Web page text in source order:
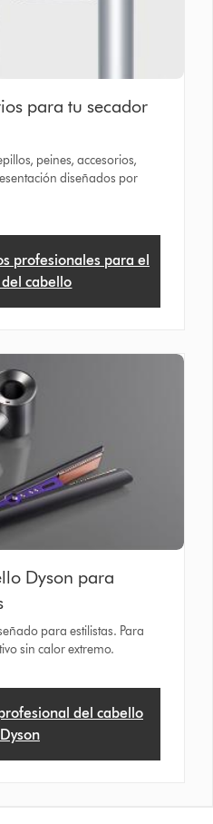
para tu secador
peines, accesorios,
diseñados por
profesionales para el
cabello
Dyson para
para estilistas. Para
sin calor extremo.
del cabello